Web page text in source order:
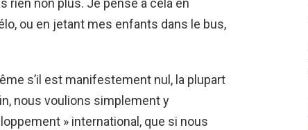
rien non plus. Je pense à cela en
ou en jetant mes enfants dans le bus,
s’il est manifestement nul, la plupart
nous voulions simplement y
» international, que si nous